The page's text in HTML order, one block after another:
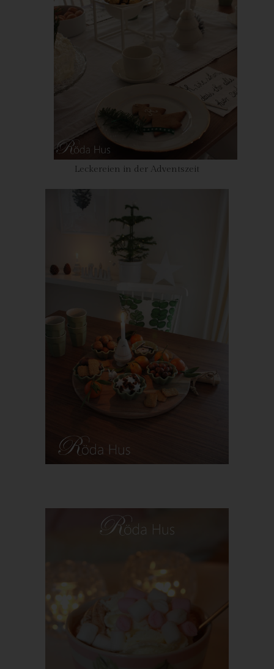
Leckereien in der Adventszeit
das Bestehen eines Beschwerderechts bei einer
Aufsichtsbehörde
wenn die personenbezogenen Daten nicht bei der betroffenen
Person erhoben werden: Alle verfügbaren Informationen über
das Bestehen einer automatisierten Entscheidungsfindung
einschließlich Profiling gemäß Artikel 22 Abs.1 und 4 DS-GVO
und — zumindest in diesen Fällen — aussagekräftige
Informationen über die involvierte Logik sowie die Tragweite und
die angestrebten Auswirkungen einer derartigen Verarbeitung
für die betroffene Person
Ferner steht der betroffenen Person ein Auskunftsrecht darüber
zu, ob personenbezogene Daten an ein Drittland oder an eine
internationale Organisation übermittelt wurden. Sofern dies der
Fall ist, so steht der betroffenen Person im Übrigen das Recht
zu, Auskunft über die geeigneten Garantien im Zusammenhang
mit der Übermittlung zu erhalten.
Möchte eine betroffene Person dieses Auskunftsrecht in
Anspruch nehmen, kann sie sich hierzu jederzeit an einen
Mitarbeiter des für die Verarbeitung Verantwortlichen wenden.
c) Recht auf Berichtigung
Jede von der Verarbeitung personenbezogener Daten
Verordnungsgeber gewährte Recht, die unverzügliche
Berichtigung sie betreffender unrichtiger personenbezogener
Daten zu verlangen. Ferner steht der betroffenen Person das
Recht zu, unter Berücksichtigung der Zwecke der Verarbeitung,
die Vervollständigung unvollständiger personenbezogener
Daten — auch mittels einer ergänzenden Erklärung — zu
Möchte eine betroffene Person dieses Berichtigungsrecht in
Anspruch nehmen, kann sie sich hierzu jederzeit an einen
d) Recht auf Löschung (Recht auf
Vergessen werden)
Verordnungsgeber gewährte Recht, von dem Verantwortlichen
zu verlangen, dass die sie betreffenden personenbezogenen
Daten unverzüglich gelöscht werden, sofern einer der folgenden
erhoben oder auf sonstige Weise verarbeitet, für welche sie
Die betroffene Person widerruft ihre Einwilligung, auf die sich die
Verarbeitung gemäß Art. 6 Abs. 1 Buchstabe a DS-GVO oder
Art. 9 Abs. 2 Buchstabe a DS-GVO stützte, und es fehlt an einer
anderweitigen Rechtsgrundlage für die Verarbeitung.
Die betroffene Person legt gemäß Art. 21 Abs. 1 DS-GVO
Widerspruch gegen die Verarbeitung ein, und esliegen keine
vorrangigen berechtigten Gründe für die Verarbeitung vor, oder